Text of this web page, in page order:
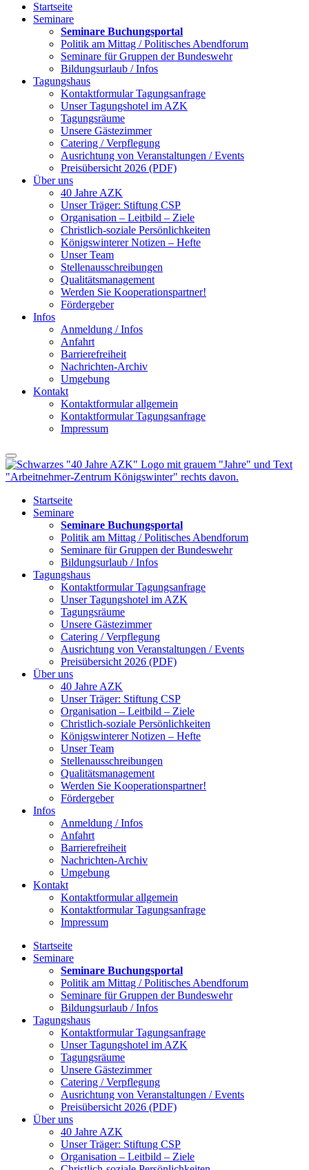
Startseite
Seminare
Seminare Buchungsportal
Politik am Mittag / Politisches Abendforum
Seminare für Gruppen der Bundeswehr
Bildungsurlaub / Infos
Tagungshaus
Kontaktformular Tagungsanfrage
Unser Tagungshotel im AZK
Tagungsräume
Unsere Gästezimmer
Catering / Verpflegung
Ausrichtung von Veranstaltungen / Events
Preisübersicht 2026 (PDF)
Über uns
40 Jahre AZK
Unser Träger: Stiftung CSP
Organisation – Leitbild – Ziele
Christlich-soziale Persönlichkeiten
Königswinterer Notizen – Hefte
Unser Team
Stellenausschreibungen
Qualitätsmanagement
Werden Sie Kooperationspartner!
Fördergeber
Infos
Anmeldung / Infos
Anfahrt
Barrierefreiheit
Nachrichten-Archiv
Umgebung
Kontakt
Kontaktformular allgemein
Kontaktformular Tagungsanfrage
Impressum
Startseite
Seminare
Seminare Buchungsportal
Politik am Mittag / Politisches Abendforum
Seminare für Gruppen der Bundeswehr
Bildungsurlaub / Infos
Tagungshaus
Kontaktformular Tagungsanfrage
Unser Tagungshotel im AZK
Tagungsräume
Unsere Gästezimmer
Catering / Verpflegung
Ausrichtung von Veranstaltungen / Events
Preisübersicht 2026 (PDF)
Über uns
40 Jahre AZK
Unser Träger: Stiftung CSP
Organisation – Leitbild – Ziele
Christlich-soziale Persönlichkeiten
Königswinterer Notizen – Hefte
Unser Team
Stellenausschreibungen
Qualitätsmanagement
Werden Sie Kooperationspartner!
Fördergeber
Infos
Anmeldung / Infos
Anfahrt
Barrierefreiheit
Nachrichten-Archiv
Umgebung
Kontakt
Kontaktformular allgemein
Kontaktformular Tagungsanfrage
Impressum
Startseite
Seminare
Seminare Buchungsportal
Politik am Mittag / Politisches Abendforum
Seminare für Gruppen der Bundeswehr
Bildungsurlaub / Infos
Tagungshaus
Kontaktformular Tagungsanfrage
Unser Tagungshotel im AZK
Tagungsräume
Unsere Gästezimmer
Catering / Verpflegung
Ausrichtung von Veranstaltungen / Events
Preisübersicht 2026 (PDF)
Über uns
40 Jahre AZK
Unser Träger: Stiftung CSP
Organisation – Leitbild – Ziele